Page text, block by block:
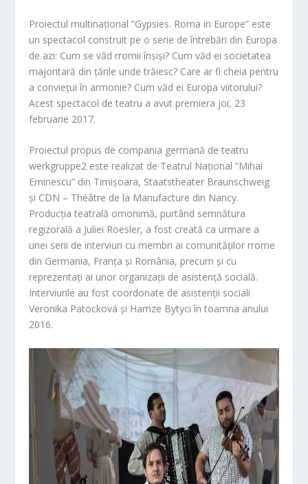
Proiectul multinațional ”Gypsies. Roma in Europe” este
un spectacol construit pe o serie de întrebări din Europa
de azi: Cum se văd rromii înșiși? Cum văd ei societatea
majoritară din țările unde trăiesc? Care ar fi cheia pentru
a conviețui în armonie? Cum văd ei Europa viitorului?
Acest spectacol de teatru a avut premiera joi, 23
februarie 2017.
Proiectul propus de compania germană de teatru
werkgruppe2 este realizat de Teatrul Național ”Mihai
Eminescu” din Timișoara, Staatstheater Braunschweig
și CDN – Théâtre de la Manufacture din Nancy.
Producția teatrală omonimă, purtând semnătura
regizorală a Juliei Roesler, a fost creată ca urmare a
unei serii de interviuri cu membri ai comunităților rrome
din Germania, Franța și România, precum și cu
reprezentați ai unor organizații de asistență socială.
Interviurile au fost coordonate de asistenții sociali
Veronika Patocková și Hamze Bytyci în toamna anului
2016.